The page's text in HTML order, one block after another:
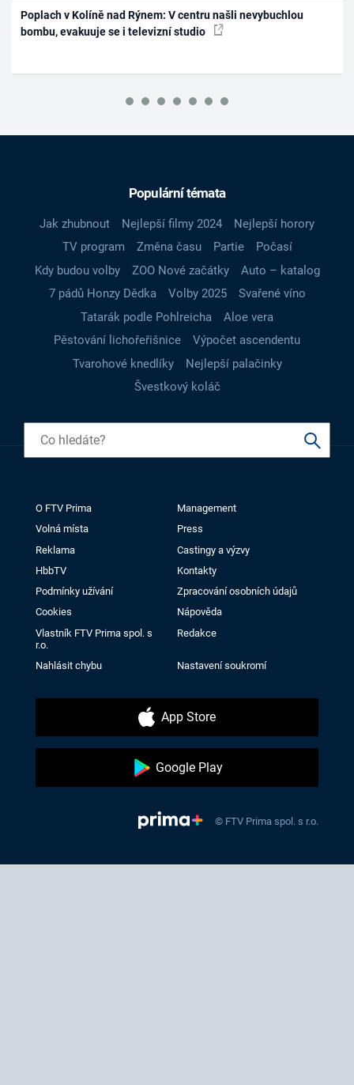
Poplach v Kolíně nad Rýnem: V centru našli nevybuchlou
bombu, evakuuje se i televizní studio
Populární témata
Jak zhubnout Nejlepší filmy 2024
Nejlepší horory
TV program
Změna času Partie
Počasí
Kdy budou volby
ZOO Nové začátky
Auto – katalog
7 pádů Honzy Dědka
Volby 2025
Svařené víno
Tatarák podle Pohlreicha
Aloe vera
Pěstování lichořeřišnice
Výpočet ascendentu
Tvarohové knedlíky
Nejlepší palačinky
Švestkový koláč
O FTV Prima
Management
Volná místa
Press
Reklama
Castingy a výzvy
HbbTV
Kontakty
Podmínky užívání
Zpracování osobních údajů
Cookies
Nápověda
Vlastník FTV Prima spol. s
r.o.
Redakce
Nahlásit chybu Nastavení soukromí
App Store
Google Play
© FTV Prima spol. s r.o.